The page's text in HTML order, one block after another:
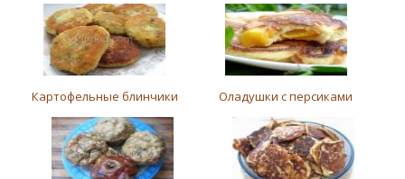
Картофельные блинчики Оладушки с персиками